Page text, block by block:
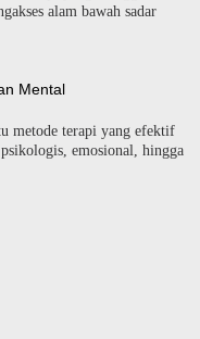
alam bawah sadar
Mental
metode terapi yang efektif
emosional, hingga